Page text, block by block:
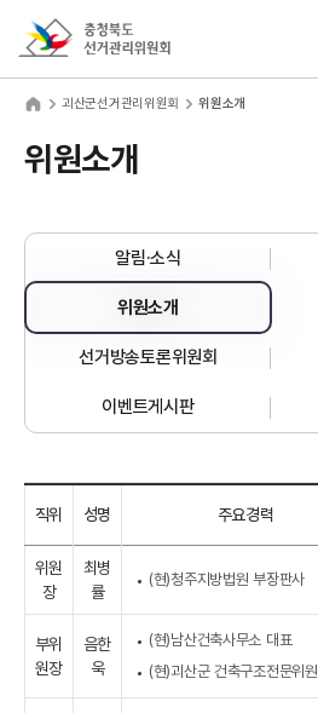
괴산군선거관리위원회 위원소개
위원소개
알림·소식
위원소개
선거방송토론위원회
이벤트게시판
직위 성명 주요경력
위원
장
최병
률
(현)청주지방법원 부장판사
부위
원장
음한
욱
(현)남산건축사무소 대표
(현)괴산군 건축구조전문위원